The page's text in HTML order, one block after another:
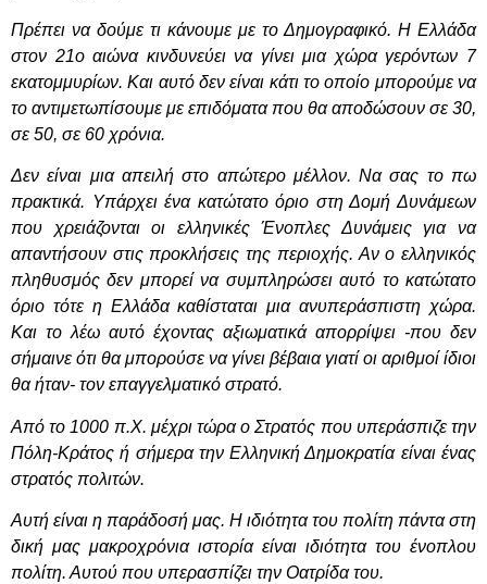
Πρέπει να δούμε τι κάνουμε με το Δημογραφικό. Η Ελλάδα
στον 21ο αιώνα κινδυνεύει να γίνει μια χώρα γερόντων 7
εκατομμυρίων. Και αυτό δεν είναι κάτι το οποίο μπορούμε να
το αντιμετωπίσουμε με επιδόματα που θα αποδώσουν σε 30,
σε 50, σε 60 χρόνια.
Δεν είναι μια απειλή στο απώτερο μέλλον. Να σας το πω
πρακτικά. Υπάρχει ένα κατώτατο όριο στη Δομή Δυνάμεων
που χρειάζονται οι ελληνικές Ένοπλες Δυνάμεις για να
απαντήσουν στις προκλήσεις της περιοχής. Αν ο ελληνικός
πληθυσμός δεν μπορεί να συμπληρώσει αυτό το κατώτατο
όριο τότε η Ελλάδα καθίσταται μια ανυπεράσπιστη χώρα.
Και το λέω αυτό έχοντας αξιωματικά απορρίψει -που δεν
σήμαινε ότι θα μπορούσε να γίνει βέβαια γιατί οι αριθμοί ίδιοι
θα ήταν- τον επαγγελματικό στρατό.
Από το 1000 π.Χ. μέχρι τώρα ο Στρατός που υπεράσπιζε την
Πόλη-Κράτος ή σήμερα την Ελληνική Δημοκρατία είναι ένας
στρατός πολιτών.
Αυτή είναι η παράδοσή μας. Η ιδιότητα του πολίτη πάντα στη
δική μας μακροχρόνια ιστορία είναι ιδιότητα του ένοπλου
πολίτη. Αυτού που υπερασπίζει την Οατρίδα του.